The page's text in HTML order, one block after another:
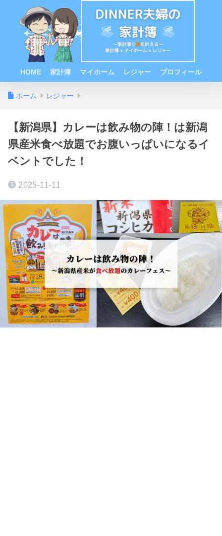
HOME 家計簿 マイホーム レジャー プロフィール
ホーム レジャー
【新潟県】カレーは飲み物の陣！は新潟
県産米食べ放題でお腹いっぱいになるイ
ベントでした！
2025-11-11